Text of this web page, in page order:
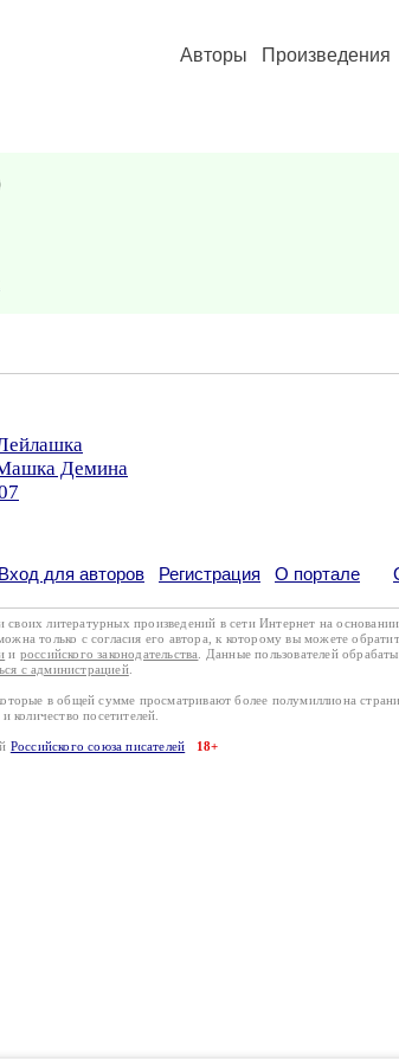
Авторы Произведения
Машка Демина
Вход для авторов Регистрация О портале
литературных произведений в сети Интернет на
только с согласия его автора, к которому вы можете
и российского законодательства . Данные пользователей
с администрацией.
в общей сумме просматривают более полумиллиона
количество посетителей.
Российского союза писателей 18+